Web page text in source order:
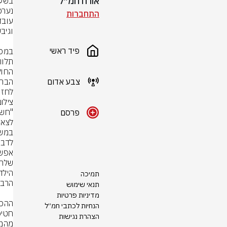
התחברות
פיד ראשי
צבע אדום
פרסם
תמיכה
תנאי שימוש
מדיניות פרטיות
הנחיות לכתבי חמ״ל
הצהרת נגישות